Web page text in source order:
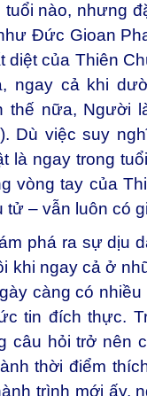
nào, nhưng
Đức Gioan
diệt của Thiên
ngay cả khi
nữa, Người
Dù việc suy
là ngay trong
vòng tay của
– vẫn luôn có
phá ra sự dịu
khi ngay cả ở
càng có
tin đích thực.
câu hỏi trở nên
thời điểm
trình mới ấy,